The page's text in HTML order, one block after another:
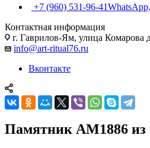
+7 (960) 531-96-41
Контактная информация
г. Гаврилов-Ям, улица Комарова
info@art-ritual76.ru
Вконтакте
Памятник AM1886 из